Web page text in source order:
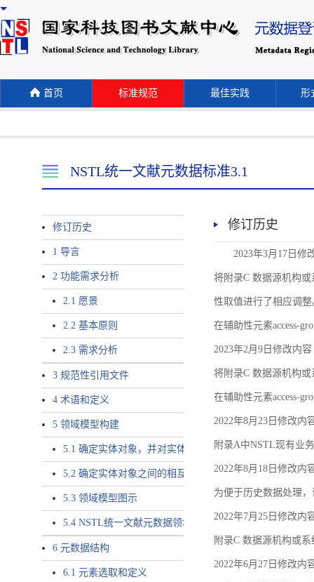
首页 标准规范 最佳实践 形
NSTL统一文献元数据标准3.1
修订历史
1 导言
2 功能需求分析
2.1 愿景
2.2 基本原则
2.3 需求分析
3 规范性引用文件
4 术语和定义
5 领域模型构建
5.1 确定实体对象，并对实体对象命名
5.2 确定实体对象之间的相互关系，定义实体对象之间的
5.3 领域模型图示
5.4 NSTL统一文献元数据领域模型的验证
6 元数据结构
6.1 元素选取和定义
修订历史
2023年3月17日修
将附录C 数据源机构或
性取值进行了相应调整
在辅助性元素access-
2023年2月9日修改内容
将附录C 数据源机构或
在辅助性元素access-
2022年8月23日修改内
附录A中NSTL现有业
2022年8月18日修改内
为便于历史数据处理
2022年7月25日修改内
附录C 数据源机构或
2022年6月27日修改内